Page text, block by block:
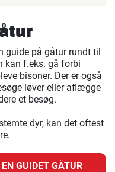
guide på gåtur rundt til
kan f.eks. gå forbi
bisoner. Der er også
løver eller aflægge
et besøg.
dyr, kan det oftest
GUIDET GÅTUR